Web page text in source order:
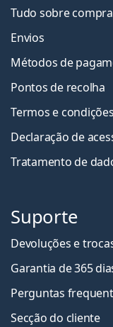
Tudo sobre
Envios
Métodos de
Pontos de recolha
Termos e
Declaração de
Tratamento de
Suporte
Devoluções e
Garantia de 365
Perguntas
Secção do cliente